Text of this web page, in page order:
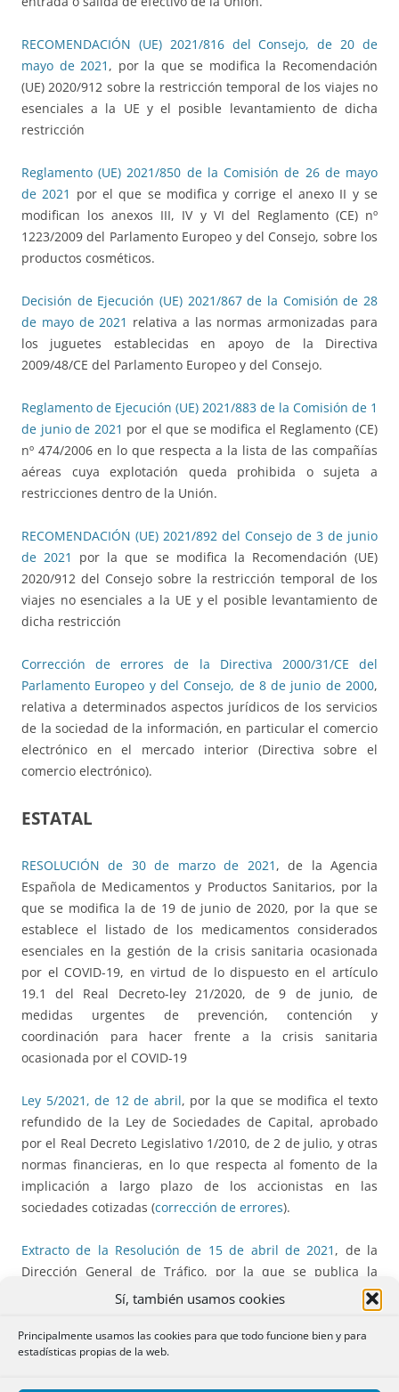
Sí, también usamos cookies
Principalmente usamos las cookies para que todo funcione bien y para
estadísticas propias de la web.
RECOMENDACIÓN (UE) 2021/816 del Consejo, de 20 de
mayo de 2021 , por la que se modifica la Recomendación
(UE) 2020/912 sobre la restricción temporal de los viajes no
esenciales a la UE y el posible levantamiento de dicha
restricción
Reglamento (UE) 2021/850 de la Comisión de 26 de mayo
de 2021 por el que se modifica y corrige el anexo II y se
modifican los anexos III, IV y VI del Reglamento (CE) nº
1223/2009 del Parlamento Europeo y del Consejo, sobre los
productos cosméticos.
Decisión de Ejecución (UE) 2021/867 de la Comisión de 28
de mayo de 2021 relativa a las normas armonizadas para
los juguetes establecidas en apoyo de la Directiva
2009/48/CE del Parlamento Europeo y del Consejo.
Reglamento de Ejecución (UE) 2021/883 de la Comisión de 1
de junio de 2021 por el que se modifica el Reglamento (CE)
nº 474/2006 en lo que respecta a la lista de las compañías
aéreas cuya explotación queda prohibida o sujeta a
restricciones dentro de la Unión.
RECOMENDACIÓN (UE) 2021/892 del Consejo de 3 de junio
de 2021
por la que se modifica la Recomendación (UE)
2020/912 del Consejo sobre la restricción temporal de los
viajes no esenciales a la UE y el posible levantamiento de
dicha restricción
Corrección de errores de la Directiva 2000/31/CE del
Parlamento Europeo y del Consejo, de 8 de junio de 2000,
relativa a determinados aspectos jurídicos de los servicios
de la sociedad de la información, en particular el comercio
electrónico en el mercado interior (Directiva sobre el
comercio electrónico).
ESTATAL
RESOLUCIÓN de 30 de marzo de 2021 , de la Agencia
Española de Medicamentos y Productos Sanitarios, por la
que se modifica la de 19 de junio de 2020, por la que se
establece el listado de los medicamentos considerados
esenciales en la gestión de la crisis sanitaria ocasionada
por el COVID-19, en virtud de lo dispuesto en el artículo
19.1 del Real Decreto-ley 21/2020, de 9 de junio, de
medidas urgentes de prevención, contención y
coordinación para hacer frente a la crisis sanitaria
ocasionada por el COVID-19
Ley 5/2021, de 12 de abril, por la que se modifica el texto
refundido de la Ley de Sociedades de Capital, aprobado
por el Real Decreto Legislativo 1/2010, de 2 de julio, y otras
normas financieras, en lo que respecta al fomento de la
implicación a largo plazo de los accionistas en las
sociedades cotizadas (corrección de errores).
Extracto de la Resolución de 15 de abril de 2021 , de la
Dirección General de Tráfico, por la que se publica la
convocatoria para la concesión de ayudas destinadas a
proyectos a desarrollar por entidades u organizaciones sin
ánimo de lucro, cuyo objeto primordial sea la atención,
defensa o representación de las víctimas de accidentes de